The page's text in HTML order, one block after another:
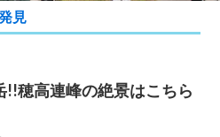
o
見
!!穂高連峰の絶景はこちら